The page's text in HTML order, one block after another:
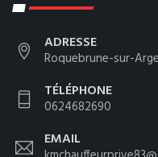
ADRESSE
Roquebrune-sur-
TÉLÉPHONE
0624682690
EMAIL